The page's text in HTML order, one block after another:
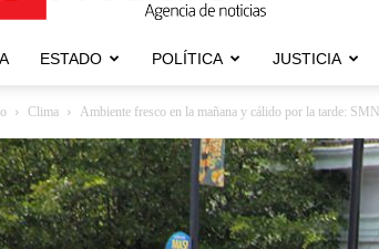
Noticias
ESTADO POLÍTICA JUSTICIA
Clima Ambiente fresco en la mañana y cálido por la tarde: SMN